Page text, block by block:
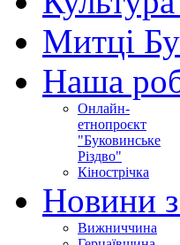
Митці
Наша
Онлайн-
етнопроєкт
"Буковинське
Різдво"
Кінострічка
Новини
Вижниччина